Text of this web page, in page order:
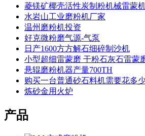
菱镁矿椰壳活性炭制粉机械雷蒙
水岩山工业磨粉机厂家
温州磨粉机投资
好克微粉磨气源-气泵
日产1600方方解石细碎制沙机
小型超细雷蒙磨 干粉石灰石雷蒙
悬辊磨粉机器产量700TH
购买一台普通砂石料机需要花多
炼砂金用火炉
产品